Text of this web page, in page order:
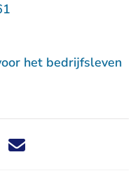
het bedrijfsleven
dit nieuwsbericht via X -
dit nieuwsbericht via
Deel dit nieuwsbericht
Deel dit